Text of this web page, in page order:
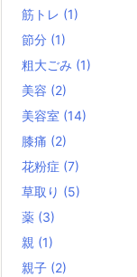
筋トレ (1)
節分 (1)
粗大ごみ (1)
美容 (2)
美容室 (14)
膝痛 (2)
花粉症 (7)
草取り (5)
薬 (3)
親 (1)
親子 (2)